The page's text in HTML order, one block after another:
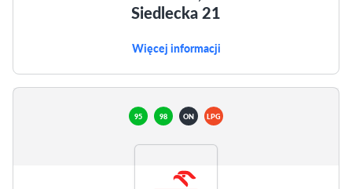
Siedlecka 21
Więcej informacji
95 98 ON LPG